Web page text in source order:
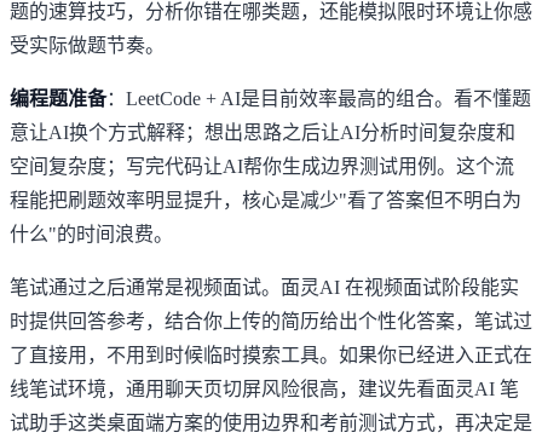
题的速算技巧，分析你错在哪类题，还能模拟限时环境让你感
受实际做题节奏。
编程题准备：LeetCode + AI是目前效率最高的组合。看不懂题
意让AI换个方式解释；想出思路之后让AI分析时间复杂度和
空间复杂度；写完代码让AI帮你生成边界测试用例。这个流
程能把刷题效率明显提升，核心是减少"看了答案但不明白为
什么"的时间浪费。
笔试通过之后通常是视频面试。 面灵AI 在视频面试阶段能实
时提供回答参考，结合你上传的简历给出个性化答案，笔试过
了直接用，不用到时候临时摸索工具。如果你已经进入正式在
线笔试环境，通用聊天页切屏风险很高，建议先看面灵AI 笔
试助手这类桌面端方案的使用边界和考前测试方式，再决定是